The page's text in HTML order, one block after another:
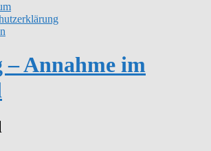
– Annahme im